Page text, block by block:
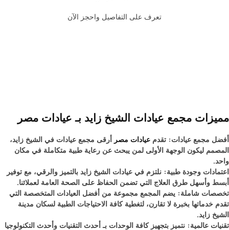
تعرف على التفاصيل واحجز الآن
مميزات مجمع عيادات الشيخ زايد بـ عيادات مصر
أفضل مجمع عيادات: تقدم عيادات مصر أرقى مجمع عيادات في الشيخ زايد،
المصمم ليكون الوجهة الأولى لمن يبحث عن رعاية طبية متكاملة في مكان
واحد.
اعتمادات وجودة طبية: نلتزم في عيادات الشيخ زايد بالتميز والرقي، مع توفير
أبسط وأسهل طرق العلاج التي تضمن الحفاظ على الصحة العامة لعملائنا.
تخصصات شاملة: يضم المجمع مجموعة من أفضل العيادات المتخصصة التي
تقدم خدماتها بخبرة لا تقارن، لتغطية كافة الاحتياجات الطبية لسكان مدينة
الشيخ زايد.
تقنيات عالمية: نتميز بتجهيز كافة الوحدات بـ أحدث التقنيات وأحدث التكنولوجيا